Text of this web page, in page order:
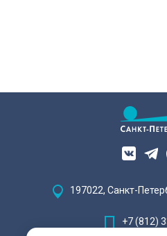
197022, Санкт-
+7 (812)